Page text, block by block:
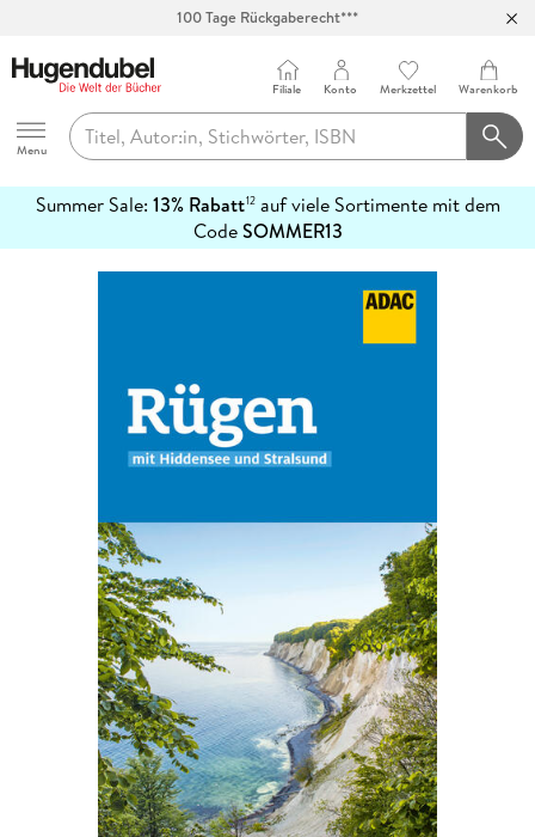
100 Tage Rückgaberecht***
Hugendubel
Menu
Filiale Konto Merkzettel Warenkorb
Summer Sale: 13% Rabatt12auf viele Sortimente mit dem
CodeSOMMER13
erfahren